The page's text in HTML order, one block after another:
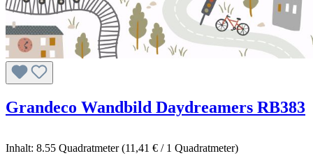
Grandeco Wandbild Daydreamers RB383
Inhalt: 8.55 Quadratmeter(11,41 € / 1 Quadratmeter)